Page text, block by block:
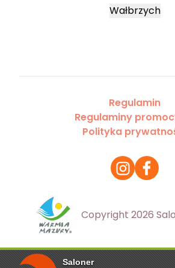
Saloner
Wałbrzych
Regulamin
Regulaminy
Polityka
Copyright 2026